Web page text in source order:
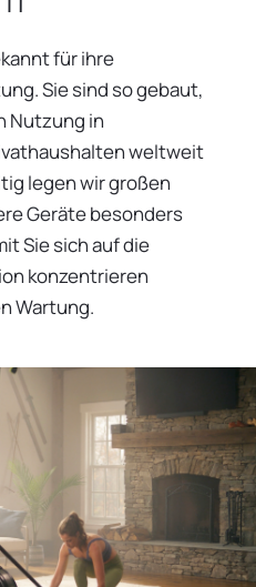
für ihre
Sie sind so gebaut,
Nutzung in
weltweit
legen wir großen
Geräte besonders
Sie sich auf die
konzentrieren
Wartung.